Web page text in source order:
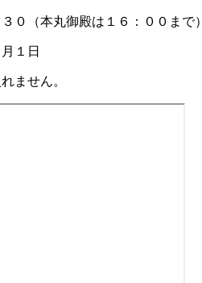
０（本丸御殿は１６：００まで）
１日
ません。